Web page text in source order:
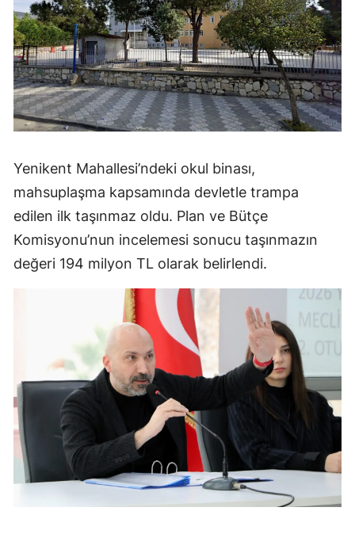
Yenikent Mahallesi’ndeki okul binası,
mahsuplaşma kapsamında devletle trampa
edilen ilk taşınmaz oldu. Plan ve Bütçe
Komisyonu’nun incelemesi sonucu taşınmazın
değeri 194 milyon TL olarak belirlendi.